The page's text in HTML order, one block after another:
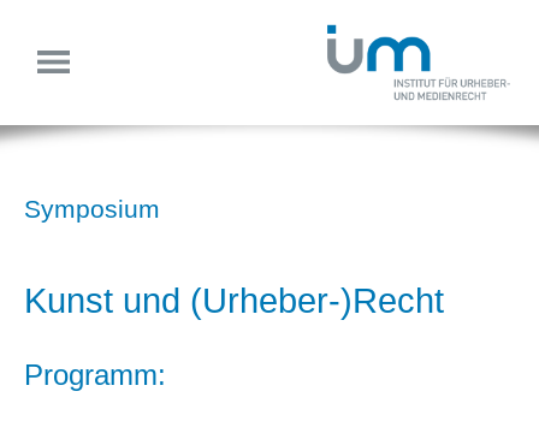
Symposium
Kunst und (Urheber-)Recht
Programm: